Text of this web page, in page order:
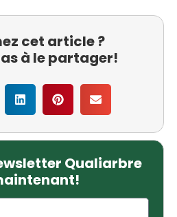
cet article ?
à le partager!
Qualiarbre